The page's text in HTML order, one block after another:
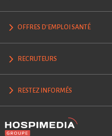
OFFRES D'EMPLOI SANTÉ
RECRUTEURS
RESTEZ INFORMÉS